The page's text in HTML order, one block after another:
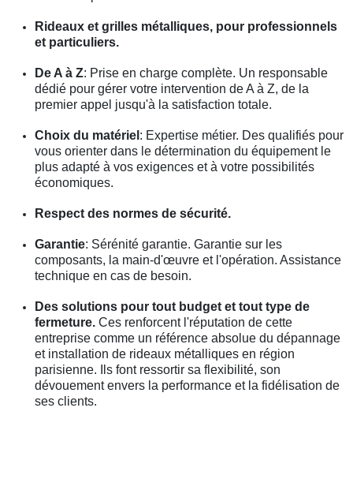
Rideaux et grilles métalliques, pour professionnels
et particuliers.
De A à Z: Prise en charge complète. Un responsable
dédié pour gérer votre intervention de A à Z, de la
premier appel jusqu'à la satisfaction totale.
Choix du matériel : Expertise métier. Des qualifiés pour
vous orienter dans le détermination du équipement le
plus adapté à vos exigences et à votre possibilités
économiques.
Respect des normes de sécurité.
Garantie: Sérénité garantie. Garantie sur les
composants, la main-d'œuvre et l'opération. Assistance
technique en cas de besoin.
Des solutions pour tout budget et tout type de
fermeture. Ces renforcent l'réputation de cette
entreprise comme un référence absolue du dépannage
et installation de rideaux métalliques en région
parisienne. Ils font ressortir sa flexibilité, son
dévouement envers la performance et la fidélisation de
ses clients.